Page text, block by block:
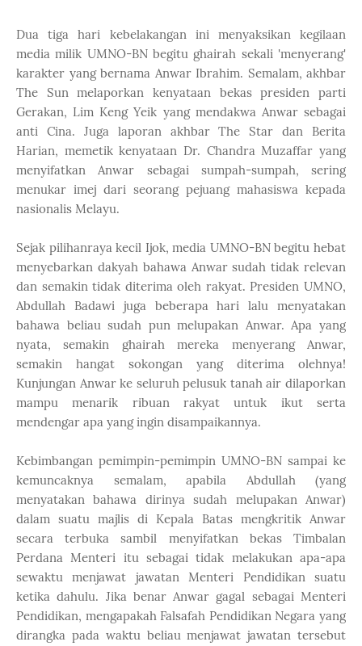
Dua tiga hari kebelakangan ini menyaksikan kegilaan
media milik UMNO-BN begitu ghairah sekali 'menyerang'
karakter yang bernama Anwar Ibrahim. Semalam, akhbar
The Sun melaporkan kenyataan bekas presiden parti
Gerakan, Lim Keng Yeik yang mendakwa Anwar sebagai
anti Cina. Juga laporan akhbar The Star dan Berita
Harian, memetik kenyataan Dr. Chandra Muzaffar yang
menyifatkan Anwar sebagai sumpah-sumpah, sering
menukar imej dari seorang pejuang mahasiswa kepada
nasionalis Melayu.
Sejak pilihanraya kecil Ijok, media UMNO-BN begitu hebat
menyebarkan dakyah bahawa Anwar sudah tidak relevan
dan semakin tidak diterima oleh rakyat. Presiden UMNO,
Abdullah Badawi juga beberapa hari lalu menyatakan
bahawa beliau sudah pun melupakan Anwar. Apa yang
nyata, semakin ghairah mereka menyerang Anwar,
semakin hangat sokongan yang diterima olehnya!
Kunjungan Anwar ke seluruh pelusuk tanah air dilaporkan
mampu menarik ribuan rakyat untuk ikut serta
mendengar apa yang ingin disampaikannya.
Kebimbangan pemimpin-pemimpin UMNO-BN sampai ke
kemuncaknya semalam, apabila Abdullah (yang
menyatakan bahawa dirinya sudah melupakan Anwar)
dalam suatu majlis di Kepala Batas mengkritik Anwar
secara terbuka sambil menyifatkan bekas Timbalan
Perdana Menteri itu sebagai tidak melakukan apa-apa
sewaktu menjawat jawatan Menteri Pendidikan suatu
ketika dahulu. Jika benar Anwar gagal sebagai Menteri
Pendidikan, mengapakah Falsafah Pendidikan Negara yang
dirangka pada waktu beliau menjawat jawatan tersebut